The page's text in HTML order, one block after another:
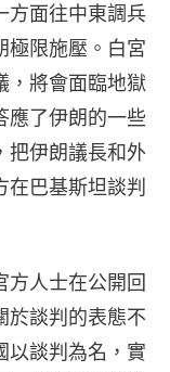
方面往中東調兵
極限施壓。白宮
，將會面臨地獄
應了伊朗的一些
把伊朗議長和外
巴基斯坦談判
方人士在公開回
於談判的表態不
以談判為名，實